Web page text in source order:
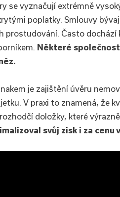
se vyznačují extrémně
poplatky. Smlouvy
prostudování. Často
Některé
je zajištění úvěru
V praxi to znamená, že
doložky, které výrazně
svůj zisk i za cenu